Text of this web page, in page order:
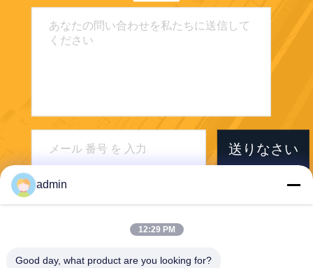
送りなさい
Foshan Boxspace Prefab House
admin
12:29 PM
Good day, what product are you looking for?